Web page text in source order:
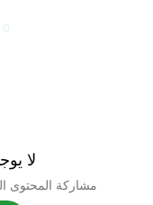
لا
مشاركة المحتوى